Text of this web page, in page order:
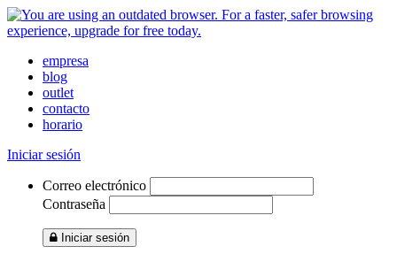
empresa
blog
outlet
contacto
horario
Iniciar sesión
Correo electrónico
Contraseña
Iniciar sesión